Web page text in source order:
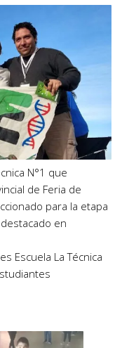
N°1 que
de Feria de
para la etapa
en
Escuela La Técnica